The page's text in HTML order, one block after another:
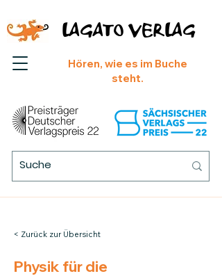
Hören, wie es im Buche
steht.
LAGATO VERLAG
< Zurück zur Übersicht
Physik für die